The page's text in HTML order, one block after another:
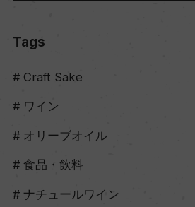
Tags
Craft Sake
ワイン
オリーブオイル
食品・飲料
ナチュールワイン